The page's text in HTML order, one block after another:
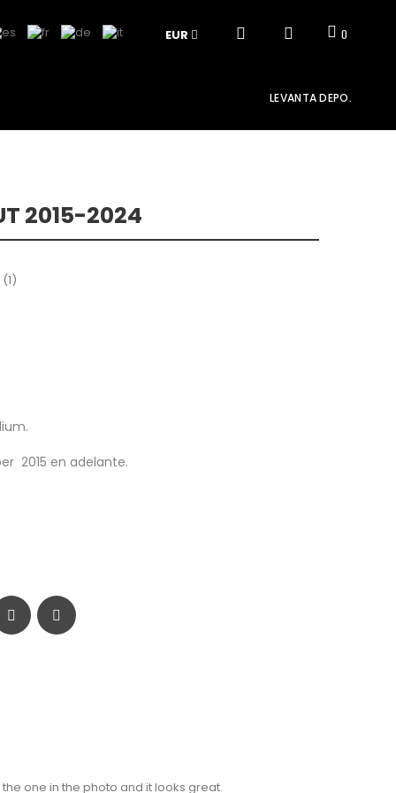
EUR 0
LEVANTA DEPO.
2015-2024
(1)
2015 en adelante.
one in the photo and it looks great.